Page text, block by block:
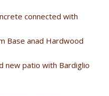
connected with
Base anad Hardwood
new patio with Bardiglio